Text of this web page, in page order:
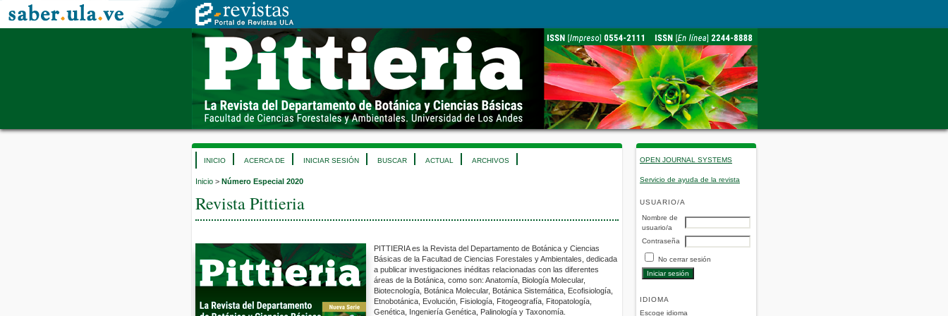
OPEN JOURNAL SYSTEMS
Servicio de ayuda de la revista
USUARIO/A
Nombre de
usuario/a
Contraseña
No cerrar sesión
IDIOMA
Escoge idioma
INICIO ACERCA DE INICIAR SESIÓN BUSCAR ACTUAL ARCHIVOS
Inicio > Número Especial 2020
Revista Pittieria
PITTIERIA es la Revista del Departamento de Botánica y Ciencias
Básicas de la Facultad de Ciencias Forestales y Ambientales, dedicada
a publicar investigaciones inéditas relacionadas con las diferentes
áreas de la Botánica, como son: Anatomía, Biología Molecular,
Biotecnología, Botánica Molecular, Botánica Sistemática, Ecofisiología,
Etnobotánica, Evolución, Fisiología, Fitogeografía, Fitopatología,
Genética, Ingeniería Genética, Palinología y Taxonomía.